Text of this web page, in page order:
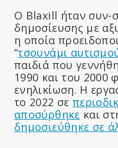
Ο Blaxill ήταν συν-
δημοσίευσης με
η οποία
“τσουνάμι
παιδιά που
1990 και του 2000
ενηλικίωση. Η
το 2022 σε
αποσύρθηκε και
δημοσιεύθηκε σε